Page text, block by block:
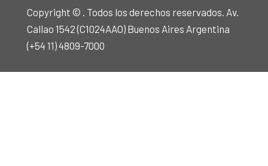
Copyright © . Todos los derechos reservados. Av.
Callao 1542 (C1024AAO) Buenos Aires Argentina
(+54 11) 4809-7000